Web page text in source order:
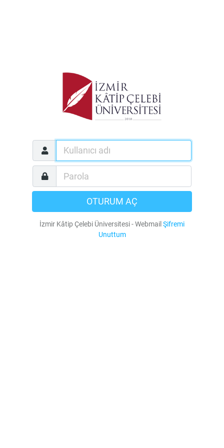
OTURUM AÇ
İzmir Kâtip Çelebi Üniversitesi - Webmail Şifremi
Unuttum